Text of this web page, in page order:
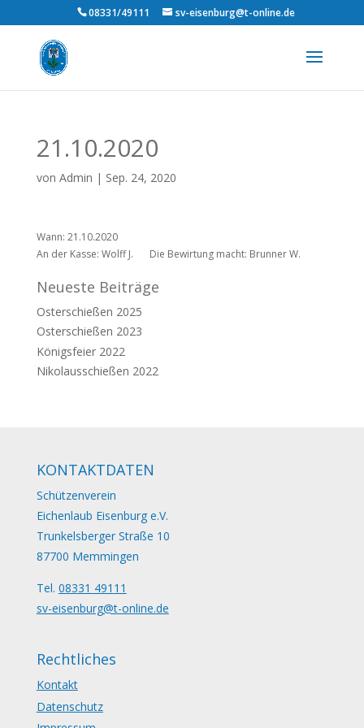
08331/49111 sv-eisenburg@t-online.de
21.10.2020
von Admin | Sep. 24, 2020
Wann: 21.10.2020
An der Kasse: Wolff J.
Die Bewirtung macht: Brunner W.
Neueste Beiträge
Osterschießen 2025
Osterschießen 2023
Königsfeier 2022
Nikolausschießen 2022
KONTAKTDATEN
Schützenverein
Eichenlaub Eisenburg e.V.
Trunkelsberger Straße 10
87700 Memmingen
Tel. 08331 49111
sv-eisenburg@t-online.de
Rechtliches
Kontakt
Datenschutz